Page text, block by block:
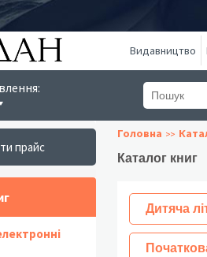
Видавництво
прайс
Головна
Каталог книг
Дитяча